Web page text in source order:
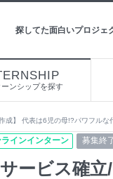
探してた面白いプロジェ
ーンシップを探す
成】 代表は6児の母!?パワフル
インインターン 募集終
サービス確